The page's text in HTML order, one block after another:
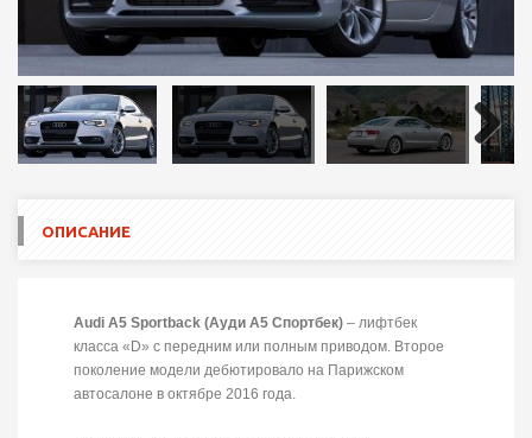
Next
ОПИСАНИЕ
Audi A5 Sportback (Ауди А5 Спортбек) – лифтбек
класса «D» с передним или полным приводом. Второе
поколение модели дебютировало на Парижском
автосалоне в октябре 2016 года.